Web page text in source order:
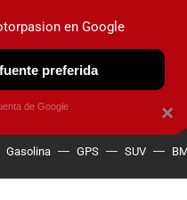
OBSERVATORIO
Gasolina GPS SUV
×
en Google
preferida
de Google